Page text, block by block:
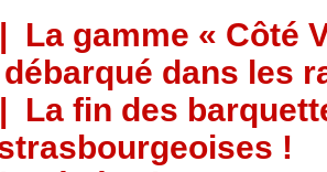
| La gamme « Côté
dans les
| La fin des
!